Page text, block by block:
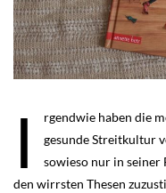
I
rgendwie haben die
gesunde Streitkultur
sowieso nur in seiner
den wirrsten Thesen